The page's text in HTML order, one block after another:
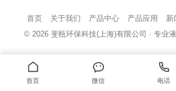
首页 关于我们 产品中心 产品应用 新
© 2026斐瓯环保科技(上海)有限公司 · 专业
首页 微信 电话